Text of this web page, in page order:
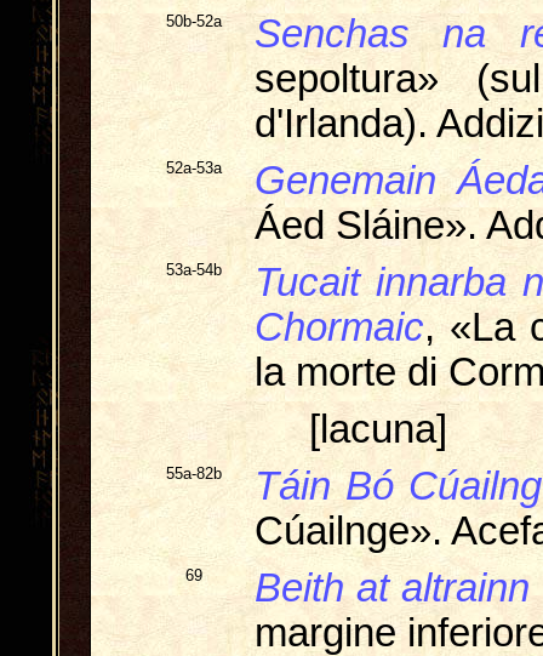
50b-52a
Senchas na
sepoltura»
d'Irlanda).
52a-53a
Genemain
Áed Sláine».
53a-54b
Tucait innarba
Chormaic, «La
la morte di
[lacuna]
55a-82b
Táin Bó
Cúailnge».
69
Beith at
margine